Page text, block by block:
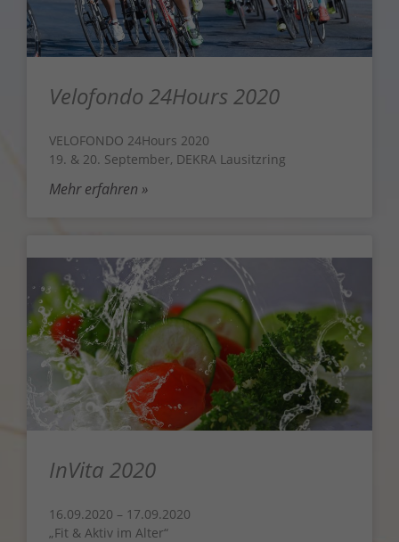
Velofondo 24Hours 2020
VELOFONDO 24Hours 2020
19. & 20. September, DEKRA Lausitzring
Mehr erfahren »
InVita 2020
16.09.2020 – 17.09.2020
„Fit & Aktiv im Alter“